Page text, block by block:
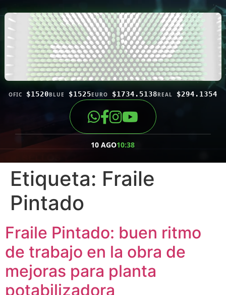
OFIC $1520BLUE $1525EURO $1734.5138REAL $294.1354
10 AGO10:38
Etiqueta: Fraile
Pintado
Fraile Pintado: buen ritmo
de trabajo en la obra de
mejoras para planta
potabilizadora